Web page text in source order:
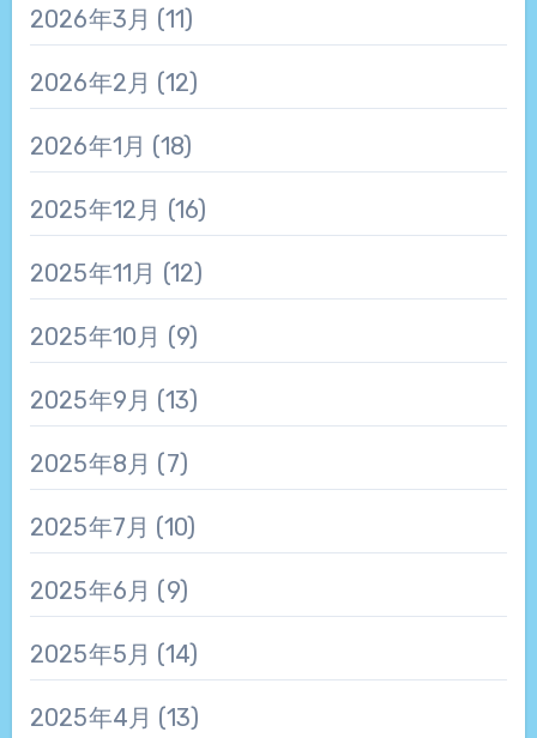
2026年3月 (11)
2026年2月 (12)
2026年1月 (18)
2025年12月 (16)
2025年11月 (12)
2025年10月 (9)
2025年9月 (13)
2025年8月 (7)
2025年7月 (10)
2025年6月 (9)
2025年5月 (14)
2025年4月 (13)